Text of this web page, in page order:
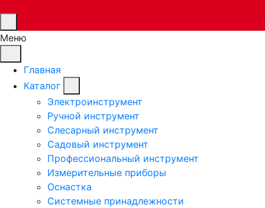
Меню
Главная
Каталог
Электроинструмент
Ручной инструмент
Слесарный инструмент
Садовый инструмент
Профессиональный инструмент
Измерительные приборы
Оснастка
Системные принадлежности